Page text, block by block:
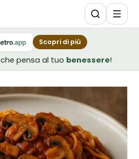
che pensa al tuo benessere!
Scopri di più